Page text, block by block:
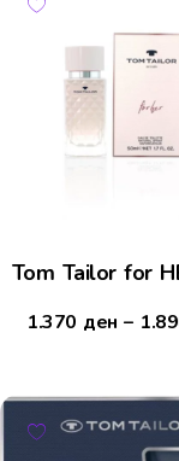
Tom Tailor for
1.370 ден –